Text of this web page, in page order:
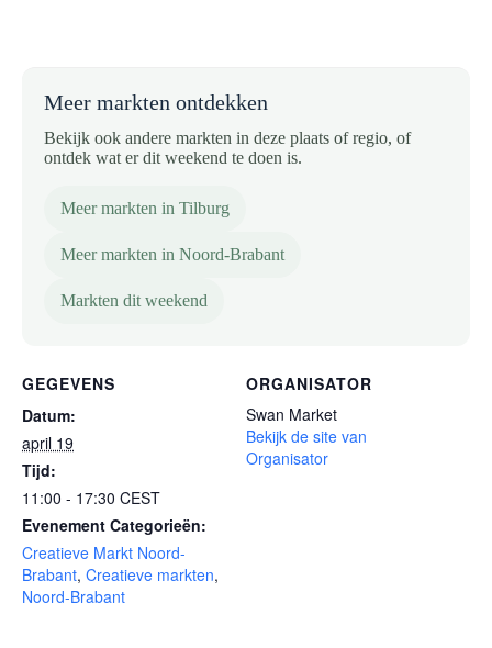
Meer markten ontdekken
Bekijk ook andere markten in deze plaats of regio, of
ontdek wat er dit weekend te doen is.
Meer markten in Tilburg
Meer markten in Noord-Brabant
Markten dit weekend
GEGEVENS
Datum:
april 19
Tijd:
11:00 - 17:30 CEST
Evenement Categorieën:
Creatieve Markt Noord-
Brabant, Creatieve markten,
Noord-Brabant
ORGANISATOR
Swan Market
Bekijk de site van
Organisator